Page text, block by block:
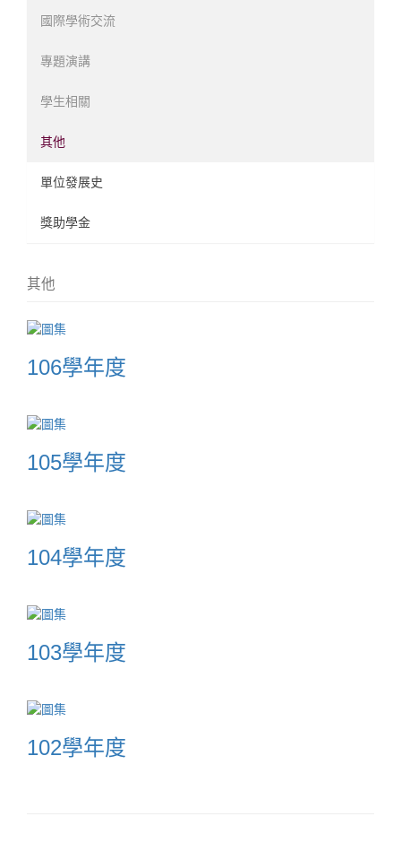
國際學術交流
專題演講
學生相關
其他
單位發展史
獎助學金
其他
106學年度
105學年度
104學年度
103學年度
102學年度